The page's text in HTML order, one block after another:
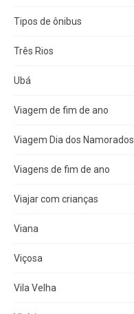
Tipos de ônibus
Três Rios
Ubá
Viagem de fim de ano
Viagem Dia dos Namorados
Viagens de fim de ano
Viajar com crianças
Viana
Viçosa
Vila Velha